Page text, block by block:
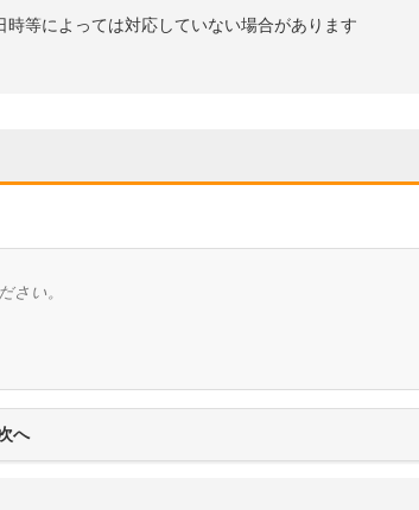
時等によっては対応していない場合があります